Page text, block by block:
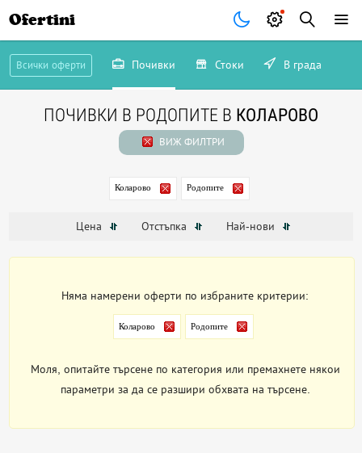
Ofertini
Всички оферти Почивки Стоки В града
ПОЧИВКИ В РОДОПИТЕ В КОЛАРОВО
ВИЖ ФИЛТРИ
Коларово Родопите
Цена Отстъпка Най-нови
Няма намерени оферти по избраните критерии:
Коларово Родопите
Моля, опитайте търсене по категория или премахнете някои
параметри за да се разшири обхвата на търсене.